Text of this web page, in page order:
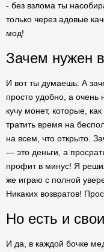
- без взлома ты
только через адовые
мод!
Зачем нужен
И вот ты думаешь: А
просто удобно, а
кучу монет, которые,
тратить время на
на всем, что открыто.
— это деньги, а
профит в минус! Я
же играю с полной
Никаких возвратов!
Но есть и
И да, в каждой бочке